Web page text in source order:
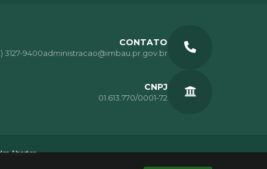
CONTATO
3127-9400administracao@imbau.pr.gov.br
CNPJ
01.613.770/0001-72
Abertos